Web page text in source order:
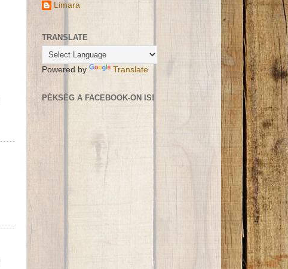
Limara
TRANSLATE
Powered by Translate
PÉKSÉG A FACEBOOK-ON IS!